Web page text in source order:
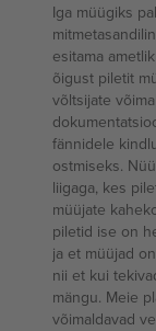
Iga müügiks
esitama
õigust piletit
võltsijate
fännidele
ostmiseks.
liigaga, kes
müüjate
piletid ise on
ja et müüjad
nii et kui
mängu. Meie
võimaldavad